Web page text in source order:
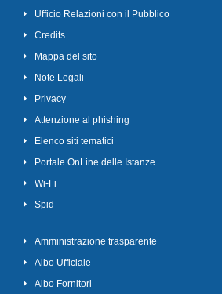
Ufficio Relazioni con il Pubblico
Credits
Mappa del sito
Note Legali
Privacy
Attenzione al phishing
Elenco siti tematici
Portale OnLine delle Istanze
Wi-Fi
Spid
Amministrazione trasparente
Albo Ufficiale
Albo Fornitori